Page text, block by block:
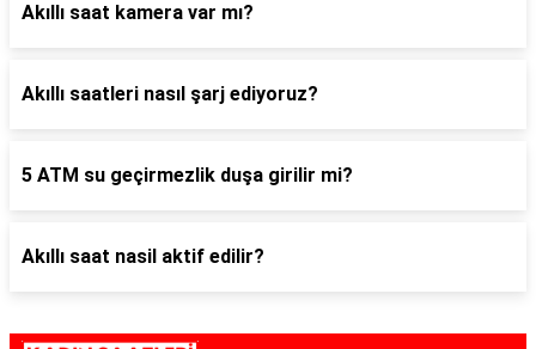
Akıllı saat kamera var mı?
Akıllı saatleri nasıl şarj ediyoruz?
5 ATM su geçirmezlik duşa girilir mi?
Akıllı saat nasil aktif edilir?